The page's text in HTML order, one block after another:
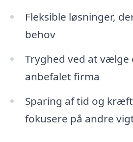
Fleksible løsninger,
behov
Tryghed ved at vælge
anbefalet firma
Sparing af tid og
fokusere på andre